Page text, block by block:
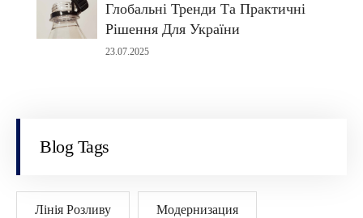
Глобальні Тренди Та Практичні
Рішення Для України
23.07.2025
Blog Tags
Лінія Розливу Модернизация